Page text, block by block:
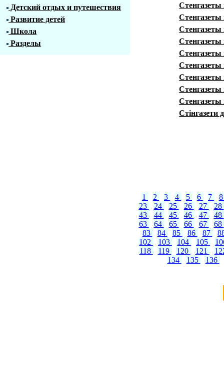
Детский отдых и путешествия
Развитие детей
Школа
Разделы
Стенгазеты
Стінгазети
1 2 3 4 5 6 7
23
24 25 26 27
28
43
44 45 46 47
48
63
64 65 66 67
68
83
84 85 86 87
102
103 104 105
118
119 120 121
134
135 136